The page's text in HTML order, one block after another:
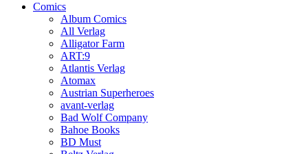
Comics
Album Comics
All Verlag
Alligator Farm
ART:9
Atlantis Verlag
Atomax
Austrian Superheroes
avant-verlag
Bad Wolf Company
Bahoe Books
BD Must